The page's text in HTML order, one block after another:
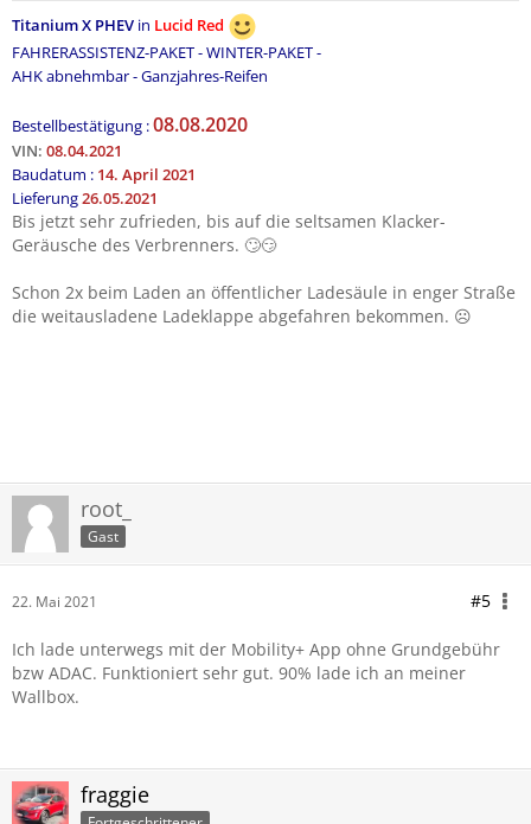
Titanium X PHEV in Lucid Red
FAHRERASSISTENZ-PAKET - WINTER-PAKET -
AHK abnehmbar - Ganzjahres-Reifen
Bestellbestätigung :08.08.2020
VIN: 08.04.2021
Baudatum : 14. April 2021
Lieferung26.05.2021
Bis jetzt sehr zufrieden, bis auf die seltsamen Klacker-
Geräusche des Verbrenners. 🙄😏
Schon 2x beim Laden an öffentlicher Ladesäule in enger Straße
die weitausladene Ladeklappe abgefahren bekommen. ☹️
root_
Gast
22. Mai 2021 #5
Ich lade unterwegs mit der Mobility+ App ohne Grundgebühr
bzw ADAC. Funktioniert sehr gut. 90% lade ich an meiner
Wallbox.
fraggie